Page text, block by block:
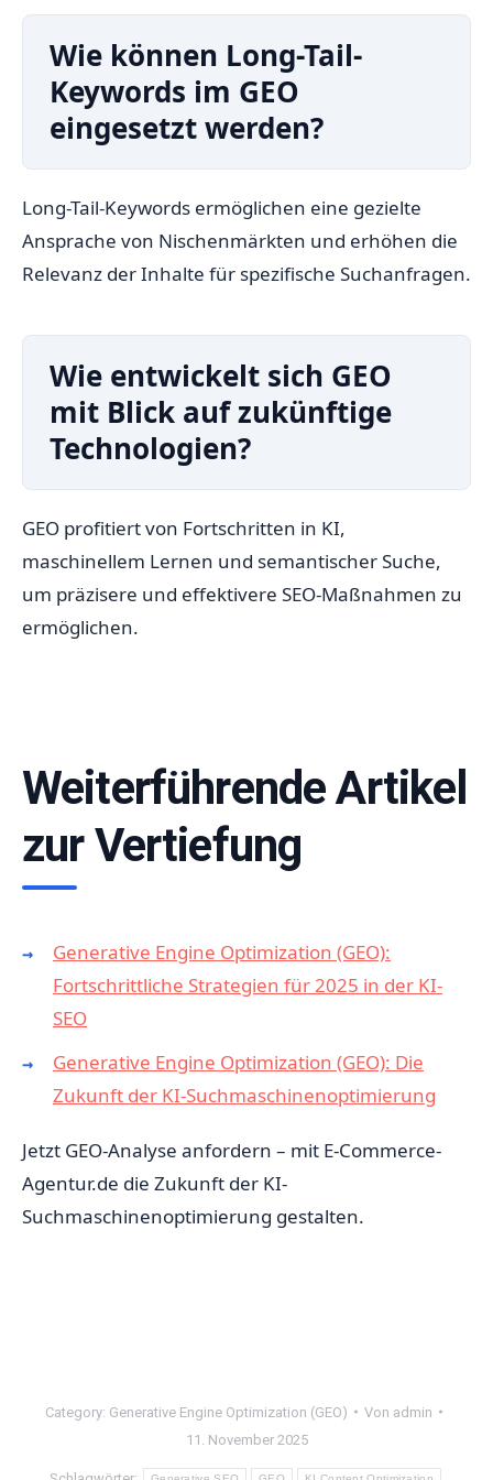
Wie können Long-Tail-
Keywords im GEO
eingesetzt werden?
Long-Tail-Keywords ermöglichen eine gezielte
Ansprache von Nischenmärkten und erhöhen die
Relevanz der Inhalte für spezifische Suchanfragen.
Wie entwickelt sich GEO
mit Blick auf zukünftige
Technologien?
GEO profitiert von Fortschritten in KI,
maschinellem Lernen und semantischer Suche,
um präzisere und effektivere SEO-Maßnahmen zu
ermöglichen.
Weiterführende Artikel
zur Vertiefung
Generative Engine Optimization (GEO):
Fortschrittliche Strategien für 2025 in der KI-
SEO
Generative Engine Optimization (GEO): Die
Zukunft der KI-Suchmaschinenoptimierung
Jetzt GEO-Analyse anfordern – mit E-Commerce-
Agentur.de die Zukunft der KI-
Suchmaschinenoptimierung gestalten.
Category: Generative Engine Optimization (GEO) Von admin
11. November 2025